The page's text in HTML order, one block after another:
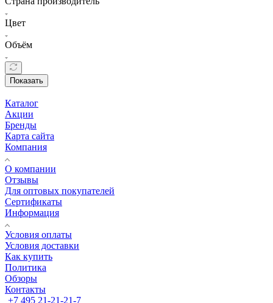
Цвет
Объём
Показать
Каталог
Акции
Бренды
Карта сайта
Компания
О компании
Отзывы
Для оптовых покупателей
Сертификаты
Информация
Условия оплаты
Условия доставки
Как купить
Политика
Обзоры
Контакты
+7 495 21-21-21-7